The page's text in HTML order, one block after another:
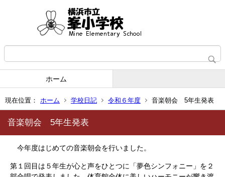
ホーム
現在位置： ホーム 学校日記 令和６年度 音楽朝会 5年生発表
音楽朝会 5年生発表
今年度はじめての音楽朝会を行いました。
第１回目は５年生が心と声をひとつに「夢色シンフォニー」を２